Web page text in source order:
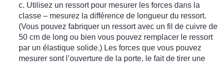
c. Utilisez un ressort pour mesurer les forces dans la
classe – mesurez la différence de longueur du ressort.
(Vous pouvez fabriquer un ressort avec un fil de cuivre de
50 cm de long ou bien vous pouvez remplacer le ressort
par un élastique solide.) Les forces que vous pouvez
mesurer sont l’ouverture de la porte, le fait de tirer une